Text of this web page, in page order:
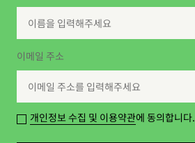
이메일 주소
개인정보 수집 및 이용약관에 동의합니다.